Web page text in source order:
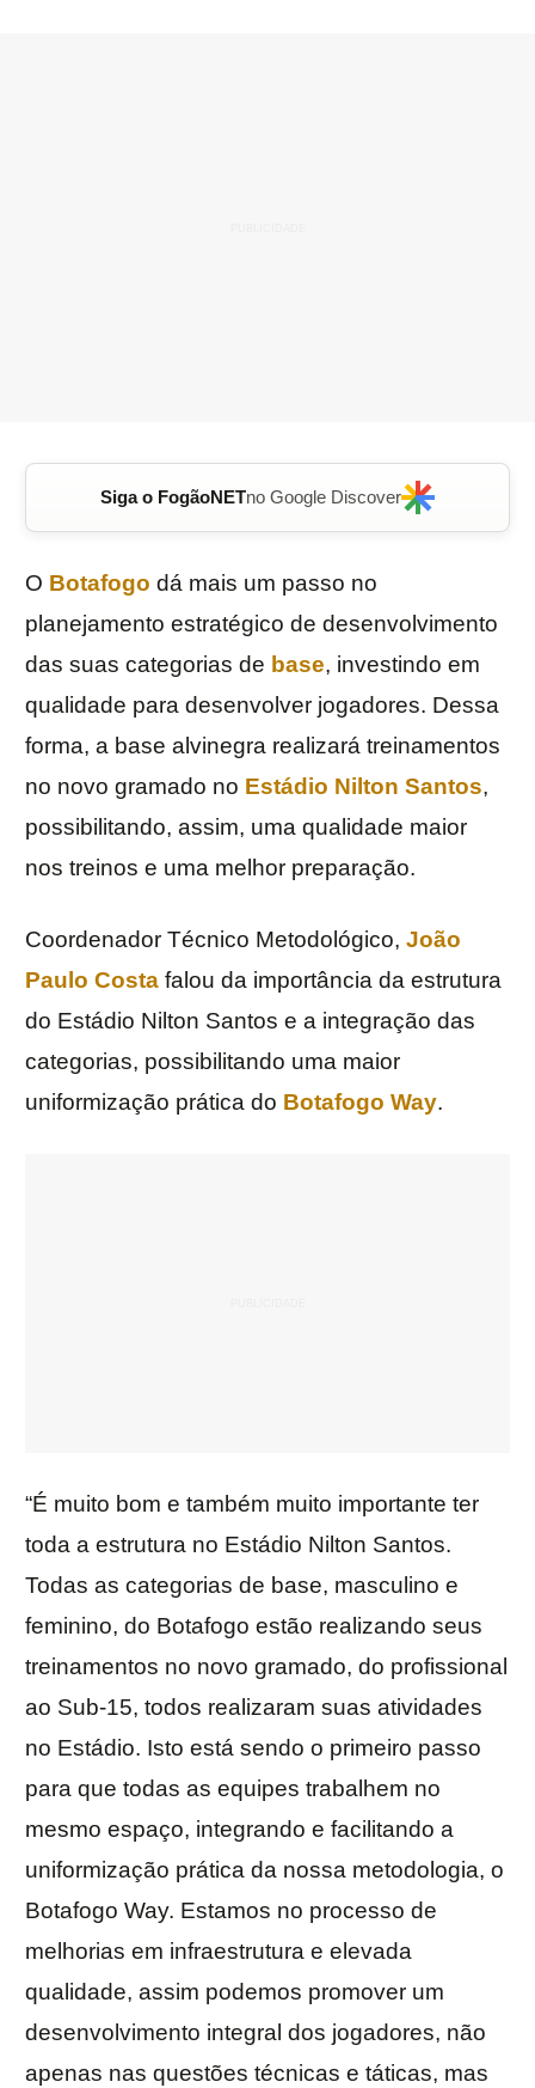
Siga o FogãoNETno Google Discover
O Botafogo dá mais um passo no
planejamento estratégico de desenvolvimento
das suas categorias de base, investindo em
qualidade para desenvolver jogadores. Dessa
forma, a base alvinegra realizará treinamentos
no novo gramado no Estádio Nilton Santos,
possibilitando, assim, uma qualidade maior
nos treinos e uma melhor preparação.
Coordenador Técnico Metodológico, João
Paulo Costa falou da importância da estrutura
do Estádio Nilton Santos e a integração das
categorias, possibilitando uma maior
uniformização prática do Botafogo Way.
“É muito bom e também muito importante ter
toda a estrutura no Estádio Nilton Santos.
Todas as categorias de base, masculino e
feminino, do Botafogo estão realizando seus
treinamentos no novo gramado, do profissional
ao Sub-15, todos realizaram suas atividades
no Estádio. Isto está sendo o primeiro passo
para que todas as equipes trabalhem no
mesmo espaço, integrando e facilitando a
uniformização prática da nossa metodologia, o
Botafogo Way. Estamos no processo de
melhorias em infraestrutura e elevada
qualidade, assim podemos promover um
desenvolvimento integral dos jogadores, não
apenas nas questões técnicas e táticas, mas